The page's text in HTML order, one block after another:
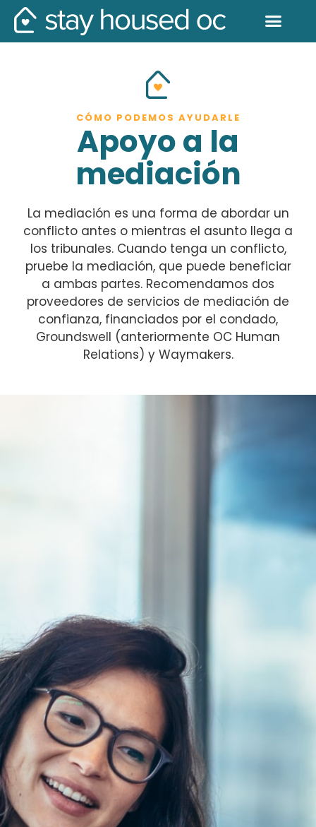
CÓMO PODEMOS AYUDARLE
Apoyo a la
mediación
La mediación es una forma de abordar un
conflicto antes o mientras el asunto llega a
los tribunales. Cuando tenga un conflicto,
pruebe la mediación, que puede beneficiar
a ambas partes. Recomendamos dos
proveedores de servicios de mediación de
confianza, financiados por el condado,
Groundswell (anteriormente OC Human
Relations) y Waymakers.